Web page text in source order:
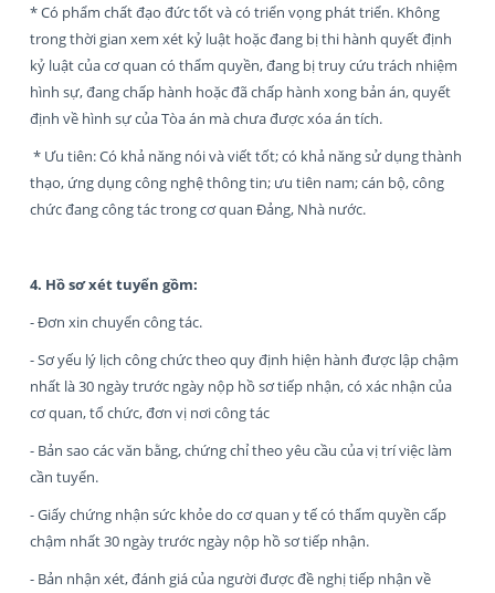
* Có phẩm chất đạo đức tốt và có triển vọng phát triển. Không
trong thời gian xem xét kỷ luật hoặc đang bị thi hành quyết định
kỷ luật của cơ quan có thẩm quyền, đang bị truy cứu trách nhiệm
hình sự, đang chấp hành hoặc đã chấp hành xong bản án, quyết
định về hình sự của Tòa án mà chưa được xóa án tích.
* Ưu tiên: Có khả năng nói và viết tốt; có khả năng sử dụng thành
thạo, ứng dụng công nghệ thông tin; ưu tiên nam; cán bộ, công
chức đang công tác trong cơ quan Đảng, Nhà nước.
4. Hồ sơ xét tuyển gồm:
- Đơn xin chuyển công tác.
- Sơ yếu lý lịch công chức theo quy định hiện hành được lập chậm
nhất là 30 ngày trước ngày nộp hồ sơ tiếp nhận, có xác nhận của
cơ quan, tổ chức, đơn vị nơi công tác
- Bản sao các văn bằng, chứng chỉ theo yêu cầu của vị trí việc làm
cần tuyển.
- Giấy chứng nhận sức khỏe do cơ quan y tế có thẩm quyền cấp
chậm nhất 30 ngày trước ngày nộp hồ sơ tiếp nhận.
- Bản nhận xét, đánh giá của người được đề nghị tiếp nhận về